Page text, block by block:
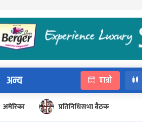
अन्य पात्रो
अमेरिका प्रतिनिधिसभा बैठक